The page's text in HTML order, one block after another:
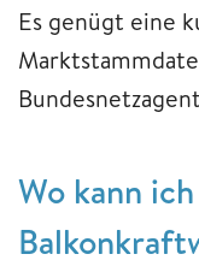
Es genügt eine
Wo kann